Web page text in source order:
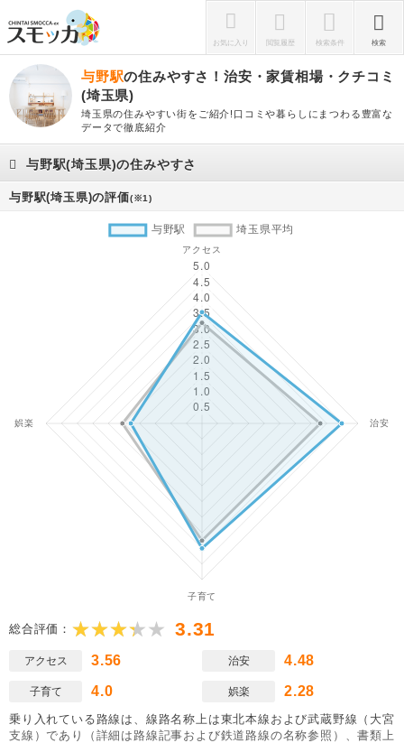
お気に入り 閲覧履歴 検索条件 検索
与野駅の住みやすさ！治安・家賃相場・クチコミ
(埼玉県)
埼玉県の住みやすい街をご紹介!口コミや暮らしにまつわる豊富な
データで徹底紹介
与野駅(埼玉県)の住みやすさ
与野駅(埼玉県)の評価(※1)
総合評価： 3.31
アクセス 3.56 治安 4.48
子育て 4.0 娯楽 2.28
乗り入れている路線は、線路名称上は東北本線および武蔵野線（大宮
支線）であり（詳細は路線記事および鉄道路線の名称参照）、書類上